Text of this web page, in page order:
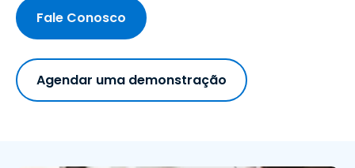
Fale Conosco
Agendar uma demonstração